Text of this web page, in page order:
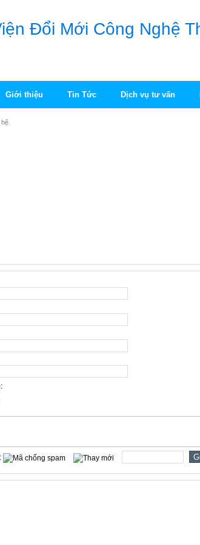
Giới thiệu Tin Tức Dịch vụ tư vấn
hệ